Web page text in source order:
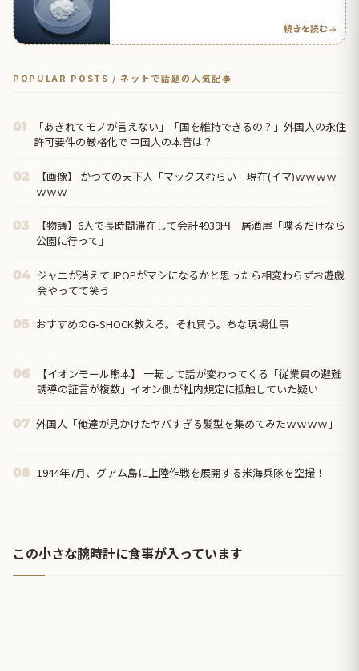
続きを読む
POPULAR POSTS / ネットで話題の人気記事
01
「あきれてモノが言えない」「国を維持できるの？」外国人の永住
許可要件の厳格化で 中国人の本音は？
02
【画像】 かつての天下人「マックスむらい」現在(イマ)ｗｗｗｗ
ｗｗｗ
03
【物議】6人で長時間滞在して会計4939円 居酒屋「喋るだけなら
公園に行って」
04 ジャニが消えてJPOPがマシになるかと思ったら相変わらずお遊戯
会やってて笑う
05 おすすめのG-SHOCK教えろ。それ買う。ちな現場仕事
06
【イオンモール熊本】 一転して話が変わってくる「従業員の避難
誘導の証言が複数」イオン側が社内規定に抵触していた疑い
07 外国人「俺達が見かけたヤバすぎる髪型を集めてみたｗｗｗｗ」
08 1944年7月、グアム島に上陸作戦を展開する米海兵隊を空撮！
この小さな腕時計に食事が入っています